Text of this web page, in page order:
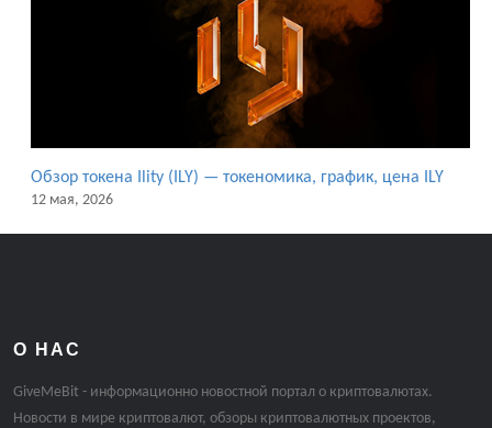
Обзор токена Ility (ILY) — токеномика, график, цена ILY
12 мая, 2026
О НАС
GiveMeBit - информационно новостной портал о криптовалютах.
Новости в мире криптовалют, обзоры криптовалютных проектов,